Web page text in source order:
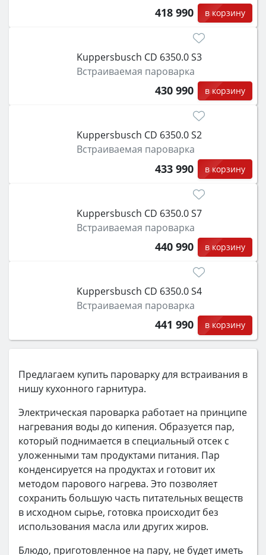
418 990 в корзину
Kuppersbusch CD 6350.0 S3
Встраиваемая пароварка
430 990 в корзину
Kuppersbusch CD 6350.0 S2
Встраиваемая пароварка
433 990 в корзину
Kuppersbusch CD 6350.0 S7
Встраиваемая пароварка
440 990 в корзину
Kuppersbusch CD 6350.0 S4
Встраиваемая пароварка
441 990 в корзину
Предлагаем купить пароварку для встраивания в
нишу кухонного гарнитура.
Электрическая пароварка работает на принципе
нагревания воды до кипения. Образуется пар,
который поднимается в специальный отсек с
уложенными там продуктами питания. Пар
конденсируется на продуктах и готовит их
методом парового нагрева. Это позволяет
сохранить большую часть питательных веществ
в исходном сырье, готовка происходит без
использования масла или других жиров.
Блюдо, приготовленное на пару, не будет иметь